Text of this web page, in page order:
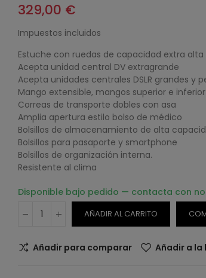
329,00 €
Impuestos incluidos
Estuche con ruedas de capacidad extra alta
Acepta unidad central DV extragrande
Acepta unidades centrales DSLR grandes y
Mango extensible, mangos superior e inferior
Correas de transporte dobles con asa
Amplia apertura estilo bolso de médico
Bolsillos de almacenamiento de alta
Bolsillos para pasaporte y smartphone
Bolsillos de organización interna.
Resistente al clima
Disponible bajo pedido — contacta con
AÑADIR AL CARRITO
Añadir para comparar Añadir a la